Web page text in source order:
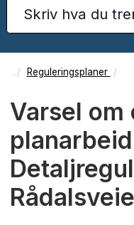
Reguleringsplaner
Varsel